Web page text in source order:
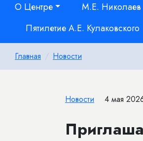
О Центре М.Е. Николаев
Пятилетие А.Е. Кулаковского
Главная Новости
Новости 4 мая